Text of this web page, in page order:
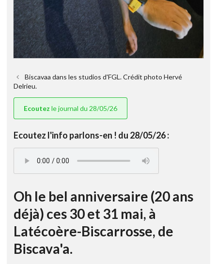
Biscavaa dans les studios d'FGL. Crédit photo Hervé
Delrieu.
Ecoutez le journal du 28/05/26
Ecoutez l'info parlons-en ! du 28/05/26 :
Oh le bel anniversaire (20 ans
déjà) ces 30 et 31 mai, à
Latécoère-Biscarrosse, de
Biscava'a.